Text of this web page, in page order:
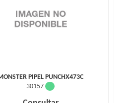
PIPEL PUNCHX473C
30157